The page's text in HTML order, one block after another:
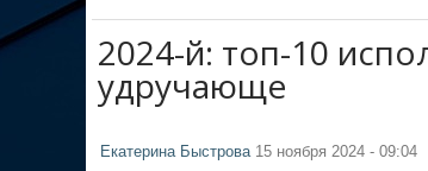
2024-й: топ-10
удручающе
Екатерина Быстрова15 ноября 2024 - 09:04